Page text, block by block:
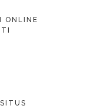
ONLINE